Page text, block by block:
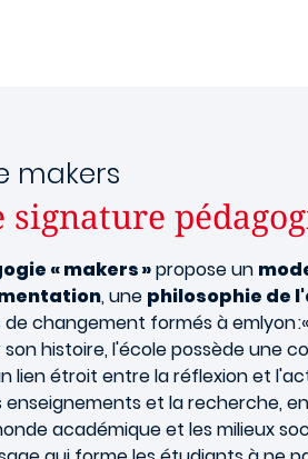
makers
signature
« makers »propose un
, une philosophie de
changement formés à emlyon
son histoire, l'école possède une
lien étroit entre la réflexion et
et la recherche,
académique et les milieux